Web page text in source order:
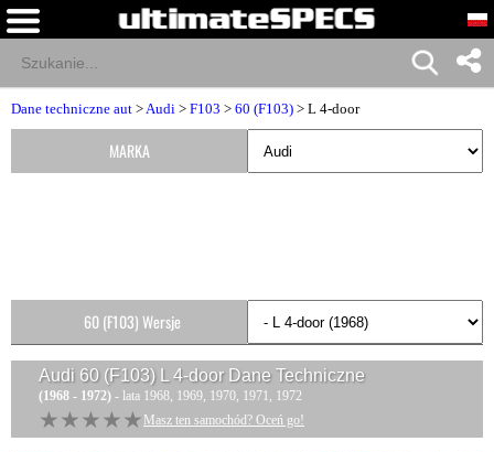
Dane techniczne aut >Audi > F103 > 60 (F103) > L 4-door
Audi 60 (F103) L 4-doorDane Techniczne
(1968 - 1972) - lata 1968, 1969, 1970, 1971, 1972
★★★★★
★★★★★ Masz ten samochód? Oceń go!
MARKA
60 (F103) Wersje